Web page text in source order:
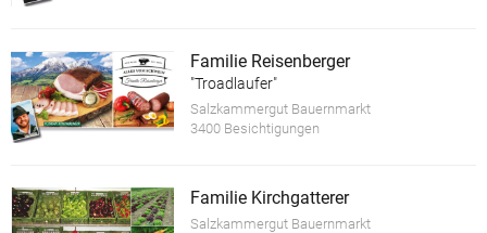
Familie Reisenberger
"Troadlaufer"
Salzkammergut Bauernmarkt
3400 Besichtigungen
Familie Kirchgatterer
Salzkammergut Bauernmarkt